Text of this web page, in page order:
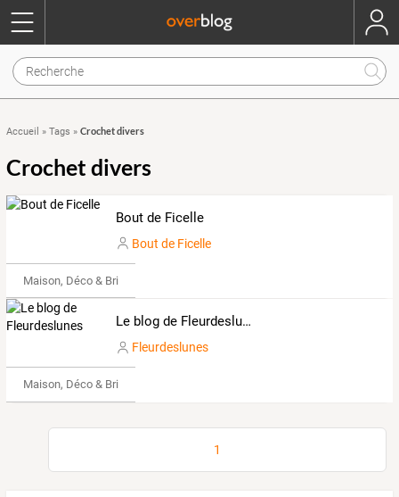
Accueil » Tags » Crochet divers
Crochet divers
Bout de Ficelle
Bout de Ficelle
Maison, Déco & Bricolage
Le blog de Fleurdeslunes
Fleurdeslunes
Maison, Déco & Bricolage
1